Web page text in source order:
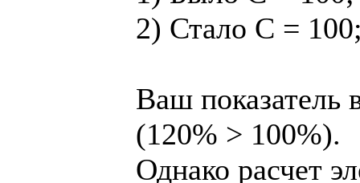
2) Стало C =
Ваш показатель
(120% > 100%).
Однако расчет